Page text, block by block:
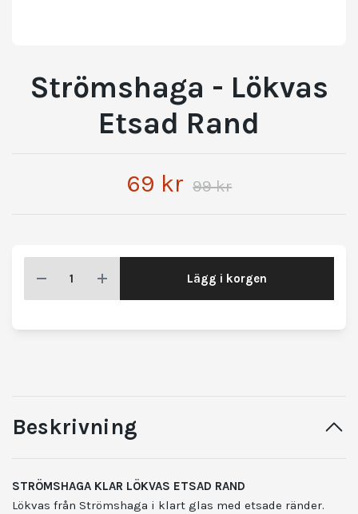
Strömshaga - Lökvas
Etsad Rand
69 kr 99 kr
Lägg i korgen
Beskrivning
STRÖMSHAGA KLAR LÖKVAS ETSAD RAND
Lökvas från Strömshaga i klart glas med etsade ränder.